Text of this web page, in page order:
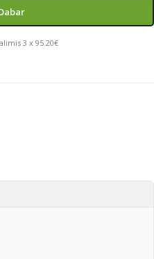
3 x 95.20€